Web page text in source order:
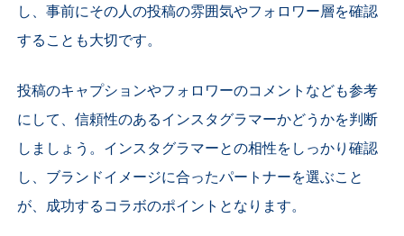
し、事前にその人の投稿の雰囲気やフォロワー層を確認
することも大切です。
投稿のキャプションやフォロワーのコメントなども参考
にして、信頼性のあるインスタグラマーかどうかを判断
しましょう。インスタグラマーとの相性をしっかり確認
し、ブランドイメージに合ったパートナーを選ぶこと
が、成功するコラボのポイントとなります。